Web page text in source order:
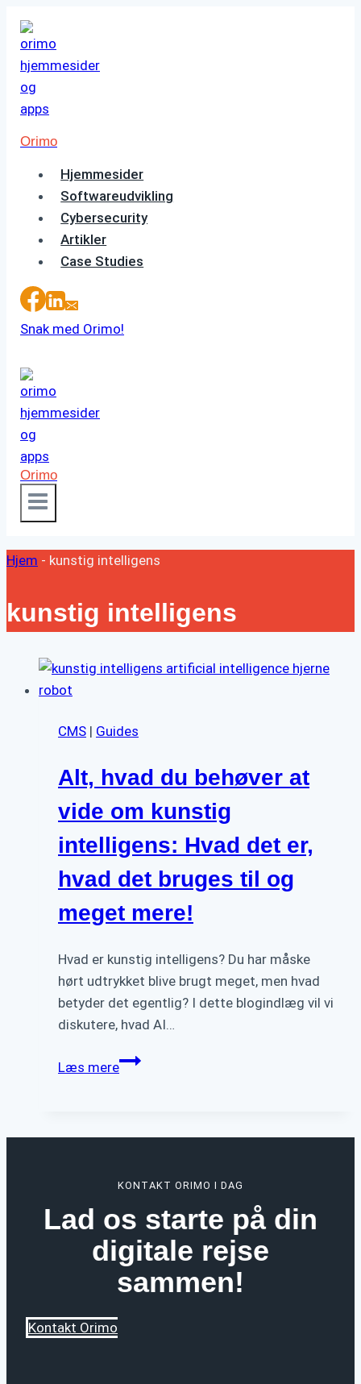
Fortsæt
indhold
Orimo
Hjemmesider
Softwareudvikling
Cybersecurity
Artikler
Case Studies
Snak med Orimo!
Orimo
Hjem - kunstig intelligens
kunstig intelligens
CMS | Guides
Alt, hvad du behøver at
vide om kunstig
intelligens: Hvad det er,
hvad det bruges til og
meget mere!
Hvad er kunstig intelligens? Du har måske
hørt udtrykket blive brugt meget, men hvad
betyder det egentlig? I dette blogindlæg vil vi
diskutere, hvad AI…
Læs mereAlt,
om
kunstig
intelligens:
Hvad
det
KONTAKT ORIMO I DAG
Lad os starte på din
digitale rejse
sammen!
Kontakt Orimo